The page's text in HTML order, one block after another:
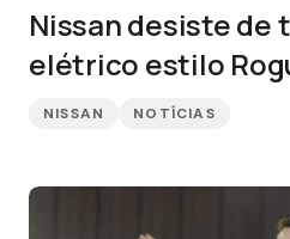
Nissan desiste de
elétrico estilo
NISSAN NOTÍCIAS